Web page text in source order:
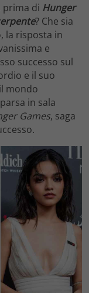
prima di Hunger
? Che sia
la risposta in
e
successo sul
e il suo
mondo
in sala
Games, saga